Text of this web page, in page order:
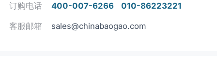
订购电话 400-007-6266 010-86223221
客服邮箱 sales@chinabaogao.com